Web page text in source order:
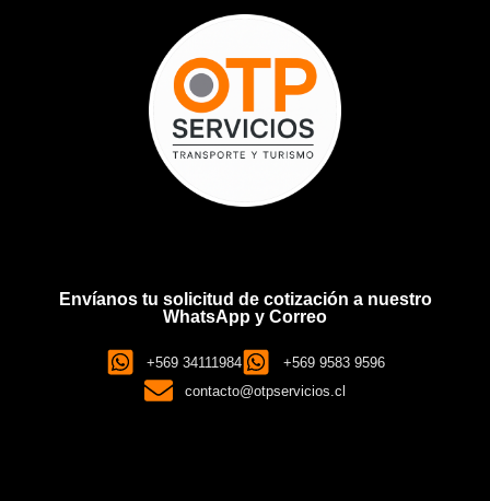
Envíanos tu solicitud de cotización a nuestro
WhatsApp y Correo
+569 34111984
+569 9583 9596
contacto@otpservicios.cl